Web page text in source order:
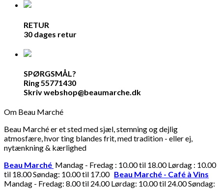
RETUR
30 dages retur
SPØRGSMÅL?
Ring 55771430
Skriv webshop@beaumarche.dk
Om Beau Marché
Beau Marché er et sted med sjæl, stemning og dejlig
atmosfære, hvor ting blandes frit, med tradition - eller ej,
nytænkning & kærlighed
Beau Marché Mandag - Fredag : 10.00 til 18.00 Lørdag : 10.00
til 18.00 Søndag: 10.00 til 17.00 Beau Marché - Café à Vins
Mandag - Fredag: 8.00 til 24.00 Lørdag: 10.00 til 24.00 Søndag: